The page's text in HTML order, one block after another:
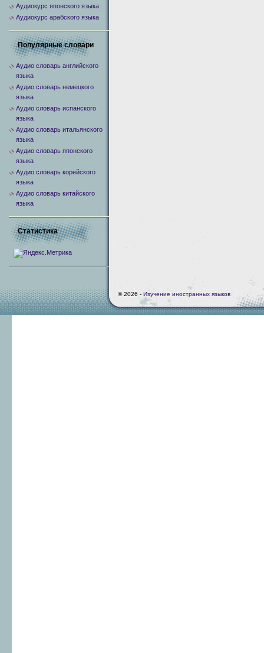
Аудиокурс японского языка
Аудиокурс арабского языка
Популярные словари
Аудио словарь английского
языка
Аудио словарь немецкого
языка
Аудио словарь испанского
языка
Аудио словарь итальянского
языка
Аудио словарь японского
языка
Аудио словарь корейского
языка
Аудио словарь китайского
языка
Статистика
© 2026 - Изучение иностранных языков